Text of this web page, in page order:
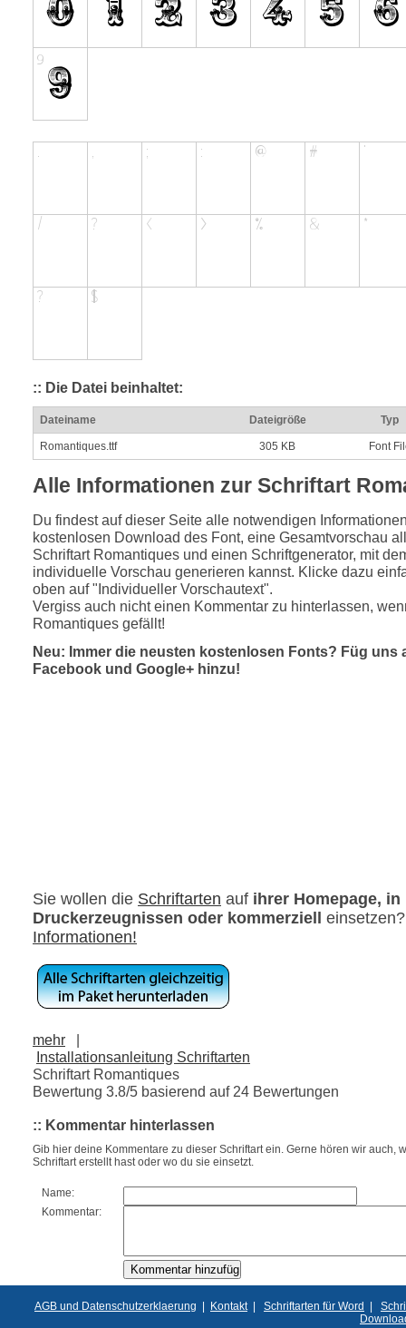
:: Die Datei beinhaltet:
Dateiname Dateigröße Typ
Romantiques.ttf 305 KB Font
Alle Informationen zur Schriftart
Du findest auf dieser Seite alle notwendigen
kostenlosen Download des Font, eine Gesamtvorschau
Schriftart Romantiques und einen Schriftgenerator, mit
individuelle Vorschau generieren kannst. Klicke dazu
oben auf "Individueller Vorschautext".
Vergiss auch nicht einen Kommentar zu hinterlassen,
Romantiques gefällt!
Neu: Immer die neusten kostenlosen Fonts? Füg uns
Facebook und Google+ hinzu!
Sie wollen die Schriftarten auf ihrer Homepage, in
Druckerzeugnissen oder kommerziell
Informationen!
mehr
|
Installationsanleitung Schriftarten
Schriftart Romantiques
Bewertung 3.8/5 basierend auf 24 Bewertungen
:: Kommentar hinterlassen
Gib hier deine Kommentare zu dieser Schriftart ein. Gerne hören wir auch,
Schriftart erstellt hast oder wo du sie einsetzt.
Name:
Kommentar:
AGB und Datenschutzerklaerung | Kontakt| Schriftarten für Word |